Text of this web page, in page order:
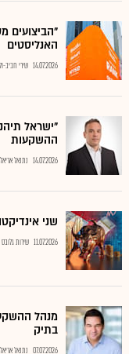
"הביצועים
האנליסטים
14.07.2026 שירי חביב-
"ישראל
ההשקעות
14.07.2026 נתנאל אריאל
שני
11.07.2026 שירות גלובס
מנהל
בתיק
07.07.2026 נתנאל אריאל